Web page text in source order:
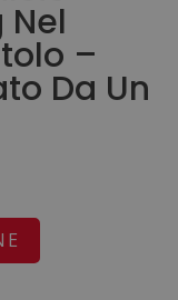
Nel
–
Da Un